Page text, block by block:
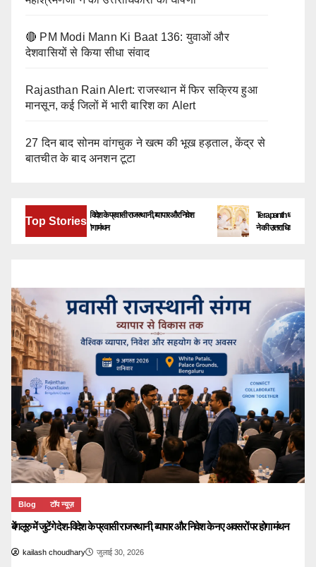
🔴 PM Modi Mann Ki Baat 136: युवाओं और
देशवासियों से किया सीधा संवाद
Rajasthan Rain Alert: राजस्थान में फिर सक्रिय हुआ
मानसून, कई जिलों में भारी बारिश का Alert
27 दिन बाद सोनम वांगचुक ने खत्म की भूख हड़ताल, केंद्र से
बातचीत के बाद अनशन टूटा
Top Stories
बेंगलूरु में जुटेंगे देश-विदेश के प्रवासी राजस्थानी, व्यापार और निवेश
के नए अवसरों पर होगा मंथन
Terapanth धर्मसंघ को मिला नया
ने की उत्तराधिकारी की घोषणा
Blog टॉप न्यूज़
बेंगलूरु में जुटेंगे देश-विदेश के प्रवासी राजस्थानी, व्यापार और निवेश के नए अवसरों पर होगा मंथन
kailash choudhary जुलाई 30, 2026